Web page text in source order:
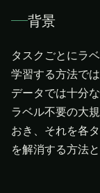
背景
タスクごとにラ
学習する方法で
データでは十分
ラベル不要の大
おき、それを各
を解消する方法